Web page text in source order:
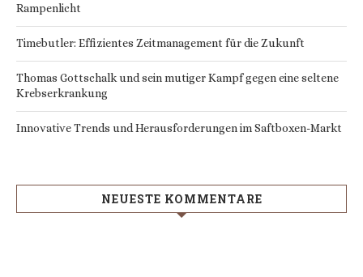
Rampenlicht
Timebutler: Effizientes Zeitmanagement für die Zukunft
Thomas Gottschalk und sein mutiger Kampf gegen eine seltene
Krebserkrankung
Innovative Trends und Herausforderungen im Saftboxen-Markt
NEUESTE KOMMENTARE